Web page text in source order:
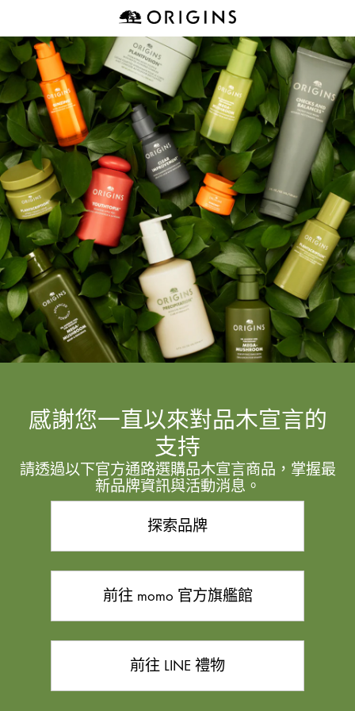
感謝您一直以來對品木宣言的
支持
請透過以下官方通路選購品木宣言商品，掌握最
新品牌資訊與活動消息。
探索品牌
前往 momo 官方旗艦館
前往 LINE 禮物